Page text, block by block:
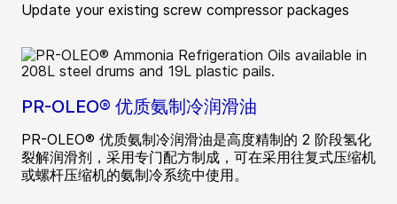
Update your existing screw compressor packages
PR-OLEO® 优质氨制冷润滑油
PR-OLEO® 优质氨制冷润滑油是高度精制的 2 阶段氢化
裂解润滑剂，采用专门配方制成，可在采用往复式压缩机
或螺杆压缩机的氨制冷系统中使用。